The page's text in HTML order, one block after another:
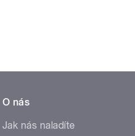
O nás
Jak nás naladíte